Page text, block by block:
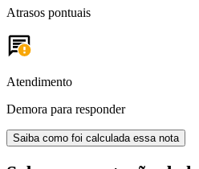
Atrasos pontuais
Atendimento
Demora para responder
Saiba como foi calculada essa nota